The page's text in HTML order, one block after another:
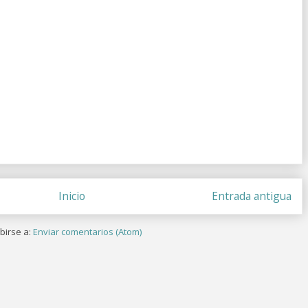
Entrada antigua
Inicio
a: Enviar comentarios (Atom)